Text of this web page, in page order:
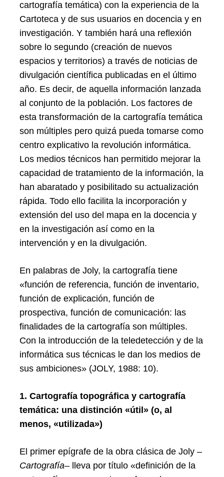
cartografía temática) con la experiencia de la
Cartoteca y de sus usuarios en docencia y en
investigación. Y también hará una reflexión
sobre lo segundo (creación de nuevos
espacios y territorios) a través de noticias de
divulgación científica publicadas en el último
año. Es decir, de aquella información lanzada
al conjunto de la población. Los factores de
esta transformación de la cartografía temática
son múltiples pero quizá pueda tomarse como
centro explicativo la revolución informática.
Los medios técnicos han permitido mejorar la
capacidad de tratamiento de la información, la
han abaratado y posibilitado su actualización
rápida. Todo ello facilita la incorporación y
extensión del uso del mapa en la docencia y
en la investigación así como en la
intervención y en la divulgación.
En palabras de Joly, la cartografía tiene
«función de referencia, función de inventario,
función de explicación, función de
prospectiva, función de comunicación: las
finalidades de la cartografía son múltiples.
Con la introducción de la teledetección y de la
informática sus técnicas le dan los medios de
sus ambiciones» (JOLY, 1988: 10).
1. Cartografía topográfica y cartografía
temática: una distinción «útil» (o, al
menos, «utilizada»)
El primer epígrafe de la obra clásica de Joly –
Cartografía– lleva por título «definición de la